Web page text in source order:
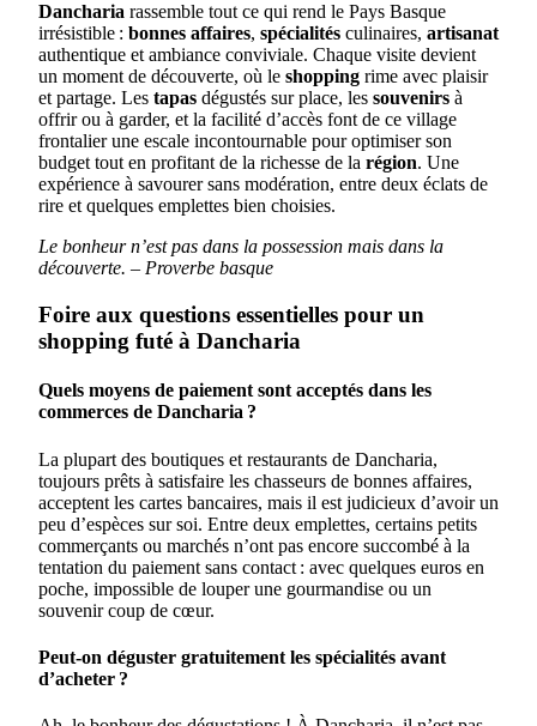
Dancharia rassemble tout ce qui rend le Pays Basque
irrésistible : bonnes affaires, spécialités culinaires, artisanat
authentique et ambiance conviviale. Chaque visite devient
un moment de découverte, où le shopping rime avec plaisir
et partage. Les tapas dégustés sur place, les souvenirs à
offrir ou à garder, et la facilité d’accès font de ce village
frontalier une escale incontournable pour optimiser son
budget tout en profitant de la richesse de la région. Une
expérience à savourer sans modération, entre deux éclats de
rire et quelques emplettes bien choisies.
Le bonheur n’est pas dans la possession mais dans la
découverte. – Proverbe basque
Foire aux questions essentielles pour un
shopping futé à Dancharia
Quels moyens de paiement sont acceptés dans les
commerces de Dancharia ?
La plupart des boutiques et restaurants de Dancharia,
toujours prêts à satisfaire les chasseurs de bonnes affaires,
acceptent les cartes bancaires, mais il est judicieux d’avoir un
peu d’espèces sur soi. Entre deux emplettes, certains petits
commerçants ou marchés n’ont pas encore succombé à la
tentation du paiement sans contact : avec quelques euros en
poche, impossible de louper une gourmandise ou un
souvenir coup de cœur.
Peut-on déguster gratuitement les spécialités avant
d’acheter ?